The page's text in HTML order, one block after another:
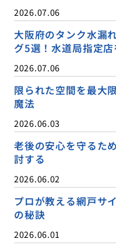
2026.07.06
大阪府のタンク水漏
グ5選！水道局指定
2026.07.06
限られた空間を最大
魔法
2026.06.03
老後の安心を守るた
討する
2026.06.02
プロが教える網戸サ
の秘訣
2026.06.01